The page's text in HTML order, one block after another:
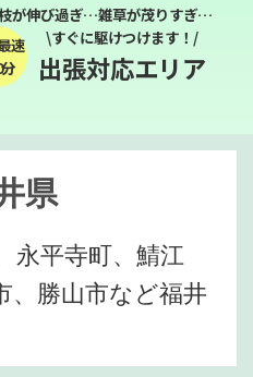
が伸び過ぎ…雑草が茂りすぎ…
速
\すぐに駆けつけます！/
出張対応エリア
県
永平寺町、鯖江
、勝山市など福井